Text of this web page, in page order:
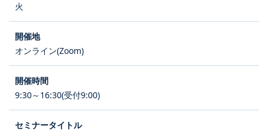
火
オンライン(Zoom)
9:30～16:30(受付9:00)